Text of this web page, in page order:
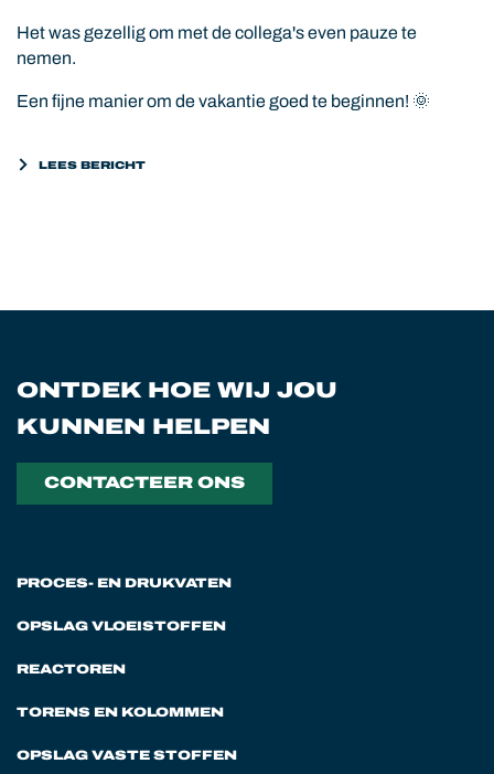
Het was gezellig om met de collega's even pauze te
nemen.
Een fijne manier om de vakantie goed te beginnen! 🌞
LEES BERICHT
PROCES- EN DRUKVATEN
OPSLAG VLOEISTOFFEN
REACTOREN
TORENS EN KOLOMMEN
OPSLAG VASTE STOFFEN
ONTDEK HOE WIJ JOU
KUNNEN HELPEN
CONTACTEER ONS